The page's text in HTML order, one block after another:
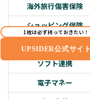
海外旅行傷害保険
ショッピング保険
国際ブランド
ソフト連携
電子マネー
1枚は必ず持っておきたい！
UPSIDER公式サイト